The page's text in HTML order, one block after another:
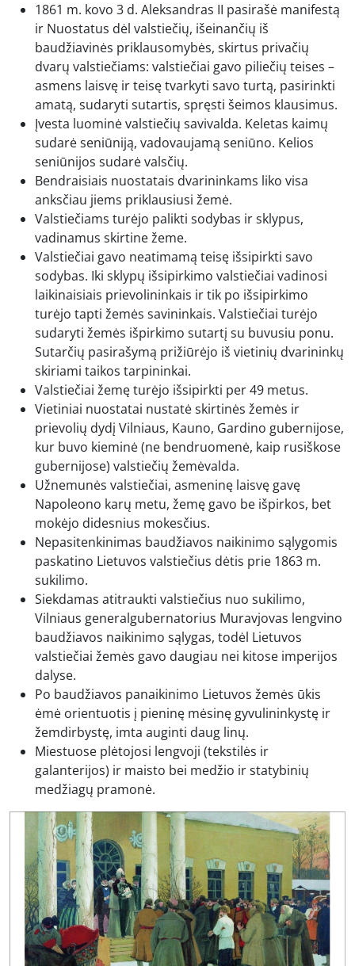
1861 m. kovo 3 d. Aleksandras II pasirašė manifestą
ir Nuostatus dėl valstiečių, išeinančių iš
baudžiavinės priklausomybės, skirtus privačių
dvarų valstiečiams: valstiečiai gavo piliečių teises –
asmens laisvę ir teisę tvarkyti savo turtą, pasirinkti
amatą, sudaryti sutartis, spręsti šeimos klausimus.
Įvesta luominė valstiečių savivalda. Keletas kaimų
sudarė seniūniją, vadovaujamą seniūno. Kelios
seniūnijos sudarė valsčių.
Bendraisiais nuostatais dvarininkams liko visa
anksčiau jiems priklausiusi žemė.
Valstiečiams turėjo palikti sodybas ir sklypus,
vadinamus skirtine žeme.
Valstiečiai gavo neatimamą teisę išsipirkti savo
sodybas. Iki sklypų išsipirkimo valstiečiai vadinosi
laikinaisiais prievolininkais ir tik po išsipirkimo
turėjo tapti žemės savininkais. Valstiečiai turėjo
sudaryti žemės išpirkimo sutartį su buvusiu ponu.
Sutarčių pasirašymą prižiūrėjo iš vietinių dvarininkų
skiriami taikos tarpininkai.
Valstiečiai žemę turėjo išsipirkti per 49 metus.
Vietiniai nuostatai nustatė skirtinės žemės ir
prievolių dydį Vilniaus, Kauno, Gardino gubernijose,
kur buvo kieminė (ne bendruomenė, kaip rusiškose
gubernijose) valstiečių žemėvalda.
Užnemunės valstiečiai, asmeninę laisvę gavę
Napoleono karų metu, žemę gavo be išpirkos, bet
mokėjo didesnius mokesčius.
Nepasitenkinimas baudžiavos naikinimo sąlygomis
paskatino Lietuvos valstiečius dėtis prie 1863 m.
sukilimo.
Siekdamas atitraukti valstiečius nuo sukilimo,
Vilniaus generalgubernatorius Muravjovas lengvino
baudžiavos naikinimo sąlygas, todėl Lietuvos
valstiečiai žemės gavo daugiau nei kitose imperijos
dalyse.
Po baudžiavos panaikinimo Lietuvos žemės ūkis
ėmė orientuotis į pieninę mėsinę gyvulininkystę ir
žemdirbystę, imta auginti daug linų.
Miestuose plėtojosi lengvoji (tekstilės ir
galanterijos) ir maisto bei medžio ir statybinių
medžiagų pramonė.